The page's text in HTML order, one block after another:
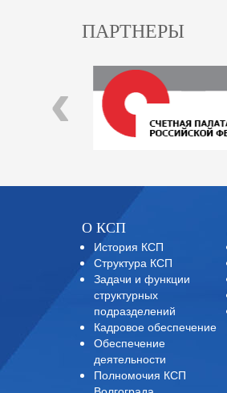
ПАРТНЕРЫ
‹
О КСП
История КСП
Структура КСП
Задачи и функции
структурных
подразделений
Кадровое обеспечение
Обеспечение
деятельности
Полномочия КСП